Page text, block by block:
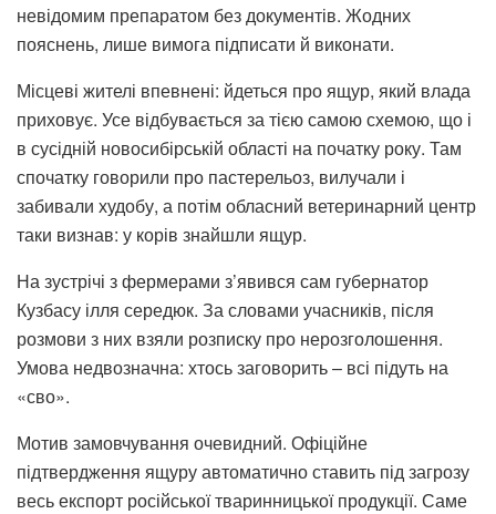
невідомим препаратом без документів. Жодних
пояснень, лише вимога підписати й виконати.
Місцеві жителі впевнені: йдеться про ящур, який влада
приховує. Усе відбувається за тією самою схемою, що і
в сусідній новосибірській області на початку року. Там
спочатку говорили про пастерельоз, вилучали і
забивали худобу, а потім обласний ветеринарний центр
таки визнав: у корів знайшли ящур.
На зустрічі з фермерами з’явився сам губернатор
Кузбасу ілля середюк. За словами учасників, після
розмови з них взяли розписку про нерозголошення.
Умова недвозначна: хтось заговорить – всі підуть на
«сво».
Мотив замовчування очевидний. Офіційне
підтвердження ящуру автоматично ставить під загрозу
весь експорт російської тваринницької продукції. Саме